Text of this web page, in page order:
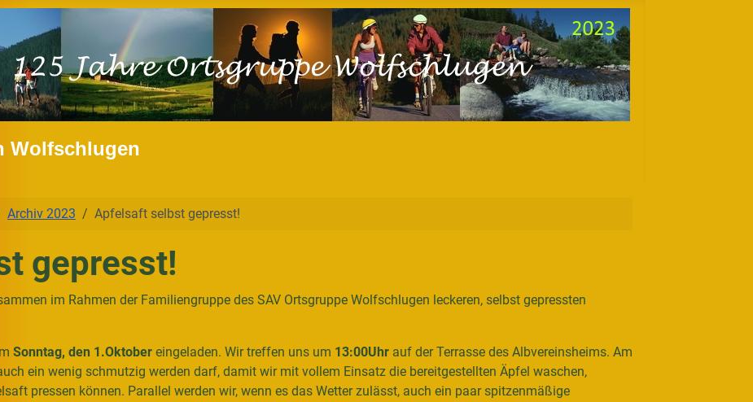
Wolfschlugen
Archiv 2023 Apfelsaft selbst gepresst!
gepresst!
im Rahmen der Familiengruppe des SAV Ortsgruppe Wolfschlugen leckeren, selbst gepressten
Sonntag, den 1.Oktober eingeladen. Wir treffen uns um 13:00Uhr auf der Terrasse des Albvereinsheims. Am
ein wenig schmutzig werden darf, damit wir mit vollem Einsatz die bereitgestellten Äpfel waschen,
pressen können. Parallel werden wir, wenn es das Wetter zulässt, auch ein paar spitzenmäßige